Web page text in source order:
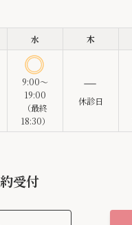
水 木
9:00～
19:00
（最終
18:30）
休診日
受付